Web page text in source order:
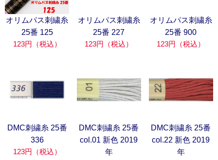
オリムパス刺繍糸
25番 125
123円（税込）
オリムパス刺繍糸
25番 227
123円（税込）
オリムパス刺繍糸
25番 900
123円（税込）
DMC刺繍糸 25番
336
123円（税込）
DMC刺繍糸 25番
col.01 新色 2019
年
DMC刺繍糸 25番
col.22 新色 2019
年